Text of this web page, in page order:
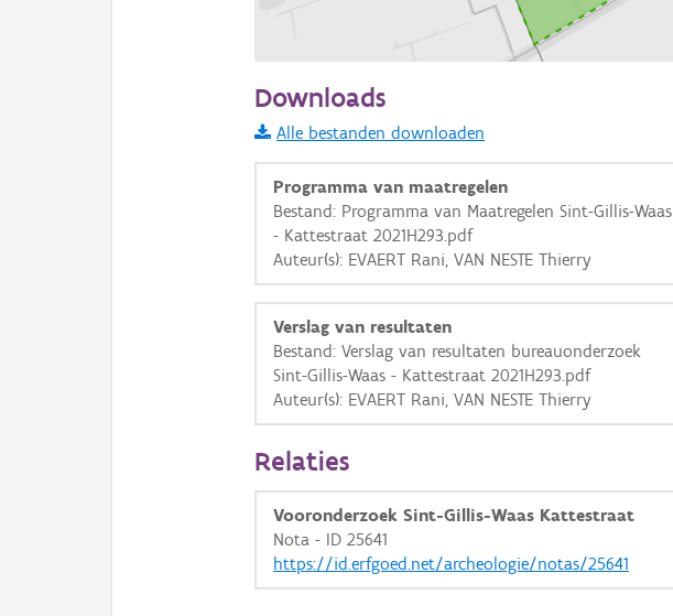
Informatie Vlaanderen
i
+ −
Basis Lagen
OSM-Basiskaart
Ortho
GRB-Basiskaart
GRB-Basiskaart in grijswaarden
Downloads
Alle bestanden downloaden
Programma van maatregelen
Bestand: Programma van Maatregelen Sint-Gillis-Waas
- Kattestraat 2021H293.pdf
Auteur(s): EVAERT Rani, VAN NESTE Thierry
Verslag van resultaten
Bestand: Verslag van resultaten bureauonderzoek
Sint-Gillis-Waas - Kattestraat 2021H293.pdf
Auteur(s): EVAERT Rani, VAN NESTE Thierry
Relaties
Vooronderzoek Sint-Gillis-Waas Kattestraat
Nota - ID 25641
https://id.erfgoed.net/archeologie/notas/25641